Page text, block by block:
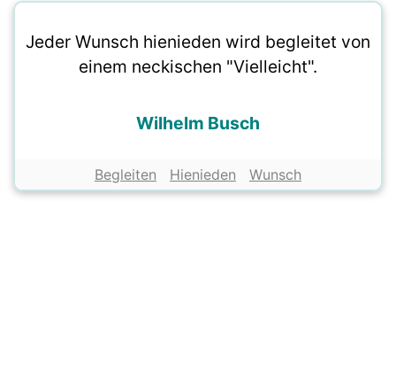
Jeder Wunsch hienieden wird begleitet von
einem neckischen "Vielleicht".
Wilhelm Busch
Begleiten Hienieden Wunsch